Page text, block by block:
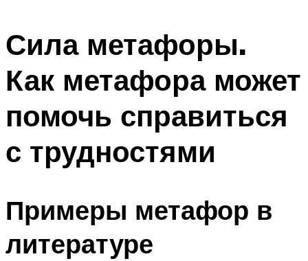
Сила метафоры.
Как метафора может
помочь справиться
с трудностями
Примеры метафор в
литературе